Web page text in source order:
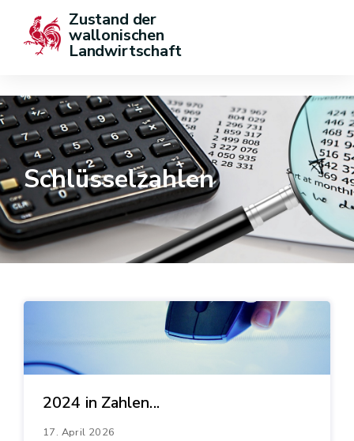
Zustand der
wallonischen
Landwirtschaft
Schlüsselzahlen
2024 in Zahlen...
17. April 2026